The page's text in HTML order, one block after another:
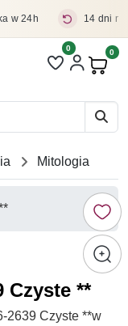
w 24h 14 dni
Liczba pozycji
0 0
Mitologia
Czyste **
2639 Czyste **w